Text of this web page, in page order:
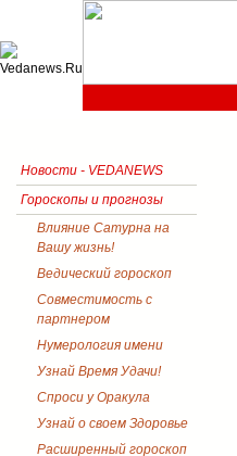
Новости - VEDANEWS
Гороскопы и прогнозы
Влияние Сатурна на
Вашу жизнь!
Ведический гороскоп
Совместимость с
партнером
Нумерология имени
Узнай Время Удачи!
Спроси у Оракула
Узнай о своем Здоровье
Расширенный гороскоп